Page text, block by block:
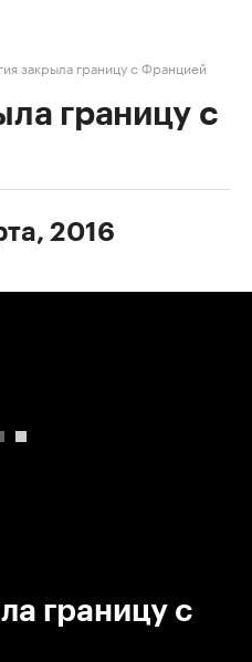
закрыла границу с Францией
границу с
2016
границу с